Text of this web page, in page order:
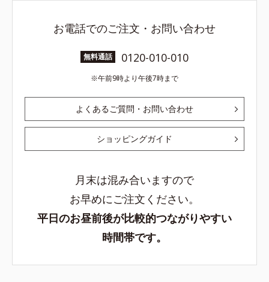
お電話でのご注文・お問い合わせ
無料通話 0120-010-010
午前9時より午後7時まで
よくあるご質問・お問い合わせ
ショッピングガイド
月末は混み合いますので
お早めにご注文ください。
平日のお昼前後が比較的つながりやすい
時間帯です。